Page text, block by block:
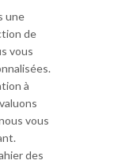
une
de
vous
à
vous
des